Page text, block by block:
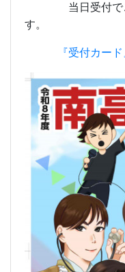
当日受付でご
す。
『受付カー